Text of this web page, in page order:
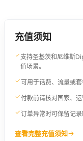
23USD
¥181.33
28USD
¥196.6
充值须知
支持圣基茨和尼维斯
值场景。
可用于话费、流量或套
付款前请核对国家、运
订单异常时可保留记录
查看完整充值须知